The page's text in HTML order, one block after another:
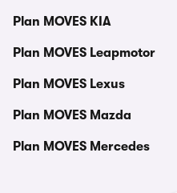
Plan MOVES KIA
Plan MOVES Leapmotor
Plan MOVES Lexus
Plan MOVES Mazda
Plan MOVES Mercedes